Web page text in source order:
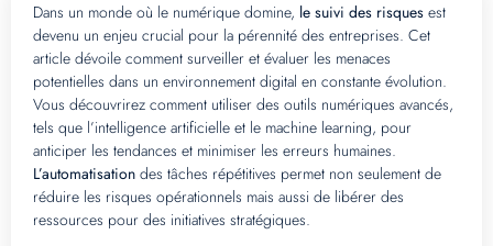
Dans un monde où le numérique domine, le suivi des risques est
devenu un enjeu crucial pour la pérennité des entreprises. Cet
article dévoile comment surveiller et évaluer les menaces
potentielles dans un environnement digital en constante évolution.
Vous découvrirez comment utiliser des outils numériques avancés,
tels que l’intelligence artificielle et le machine learning, pour
anticiper les tendances et minimiser les erreurs humaines.
L’automatisation des tâches répétitives permet non seulement de
réduire les risques opérationnels mais aussi de libérer des
ressources pour des initiatives stratégiques.